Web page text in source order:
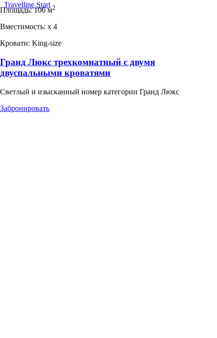
Площадь:106 м2
Вместимость: x 4
Кровати: King-size
Гранд Люкс трехкомнатный с двумя
двуспальными кроватями
Светлый и изысканный номер категории Гранд Люкс
Забронировать
Travelline Start